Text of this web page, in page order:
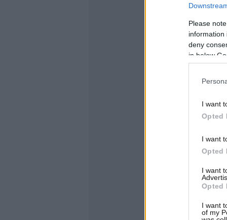
Please
information
deny
in below
I want
Opted
I want
Opted
I want
Opted
I want
of my